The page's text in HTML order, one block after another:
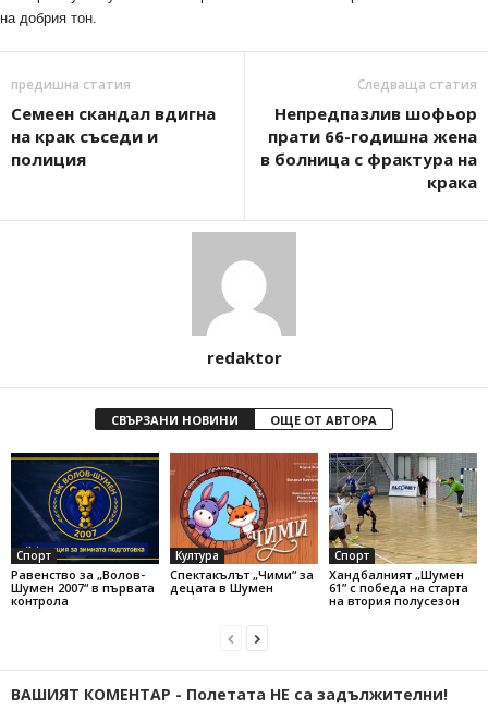
на добрия тон.
предишна статия
Семеен скандал вдигна
на крак съседи и
полиция
Следваща статия
Непредпазлив шофьор
прати 66-годишна жена
в болница с фрактура на
крака
redaktor
СВЪРЗАНИ НОВИНИ ОЩЕ ОТ АВТОРА
Спорт
Равенство за „Волов-
Шумен 2007“ в първата
контрола
Култура
Спектакълът „Чими“ за
децата в Шумен
Спорт
Хандбалният „Шумен
61” с победа на старта
на втория полусезон
ВАШИЯТ КОМЕНТАР - Полетата НЕ са задължителни!